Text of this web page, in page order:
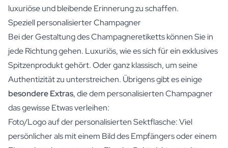
luxuriöse und bleibende Erinnerung zu schaffen.
Speziell personalisierter Champagner
Bei der Gestaltung des Champagneretiketts können Sie in
jede Richtung gehen. Luxuriös, wie es sich für ein exklusives
Spitzenprodukt gehört. Oder ganz klassisch, um seine
Authentizität zu unterstreichen. Übrigens gibt es einige
besondere Extras, die dem personalisierten Champagner
das gewisse Etwas verleihen:
Foto/Logo auf der personalisierten Sektflasche: Viel
persönlicher als mit einem Bild des Empfängers oder einem